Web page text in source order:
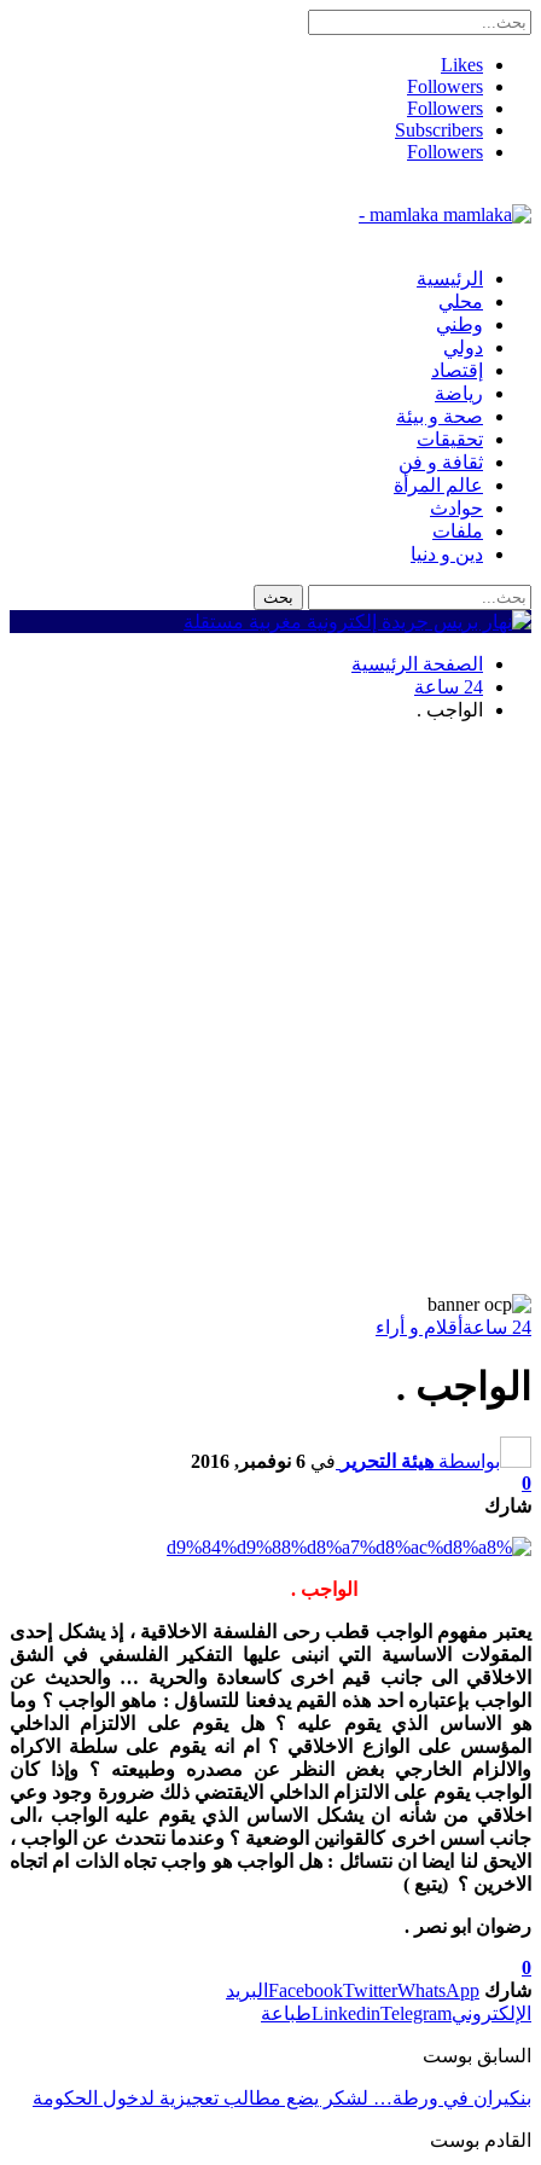
Likes
Followers
Followers
Subscribers
Followers
mamlaka -
الرئيسية
محلي
وطني
دولي
إقتصاد
رياضة
صحة و بيئة
تحقيقات
ثقافة و فن
عالم المرأة
حوادث
ملفات
دين و دنيا
الصفحة الرئيسية
24 ساعة
الواجب .
24 ساعة أقلام و أراء
الواجب .
بواسطة هيئة التحرير في 6 نوفمبر, 2016
0
شارك
الواجب .
يعتبر مفهوم الواجب قطب رحى الفلسفة الاخلاقية ، إذ يشكل إحدى
المقولات الاساسية التي انبنى عليها التفكير الفلسفي في الشق
الاخلاقي الى جانب قيم اخرى كاسعادة والحرية … والحديث عن
الواجب بإعتباره احد هذه القيم يدفعنا للتساؤل : ماهو الواجب ؟ وما
هو الاساس الذي يقوم عليه ؟ هل يقوم على الالتزام الداخلي
المؤسس على الوازع الاخلاقي ؟ ام انه يقوم على سلطة الاكراه
والالزام الخارجي بغض النظر عن مصدره وطبيعته ؟ وإذا كان
الواجب يقوم على الالتزام الداخلي الايقتضي ذلك ضرورة وجود وعي
اخلاقي من شأنه ان يشكل الاساس الذي يقوم عليه الواجب ،الى
جانب اسس اخرى كالقوانين الوضعية ؟ وعندما نتحدث عن الواجب ،
الايحق لنا ايضا ان نتسائل : هل الواجب هو واجب تجاه الذات ام اتجاه
الاخرين ؟ (يتبع )
رضوان ابو نصر .
0
شارك
FacebookTwitterWhatsApp
البريد
الإلكتروني
LinkedinTelegram طباعة
السابق بوست
بنكيران في ورطة… لشكر يضع مطالب تعجيزية لدخول الحكومة
القادم بوست